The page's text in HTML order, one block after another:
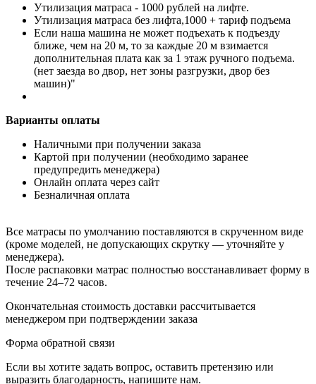
Утилизация матраса - 1000 рублей на лифте.
Утилизация матраса без лифта,1000 + тариф подъема
Если наша машина не может подъехать к подъезду
ближе, чем на 20 м, то за каждые 20 м взимается
дополнительная плата как за 1 этаж ручного подъема.
(нет заезда во двор, нет зоны разгрузки, двор без
машин)"
Варианты оплаты
Наличными при получении заказа
Картой при получении (необходимо заранее
предупредить менеджера)
Онлайн оплата через сайт
Безналичная оплата
Все матрасы по умолчанию поставляются в скрученном виде
(кроме моделей, не допускающих скрутку — уточняйте у
менеджера).
После распаковки матрас полностью восстанавливает форму в
течение 24–72 часов.
Окончательная стоимость доставки рассчитывается
менеджером при подтверждении заказа
Форма обратной связи
Если вы хотите задать вопрос, оставить претензию или
выразить благодарность, напишите нам.